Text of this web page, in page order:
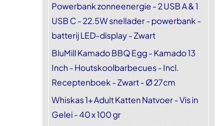
Powerbank zonneenergie - 2 USB A & 1
USB C - 22.5W snellader - powerbank -
batterij LED-display - Zwart
BluMill Kamado BBQ Egg - Kamado 13
Inch - Houtskoolbarbecues - Incl.
Receptenboek - Zwart - Ø 27cm
Whiskas 1+ Adult Katten Natvoer - Vis in
Gelei - 40 x 100 gr